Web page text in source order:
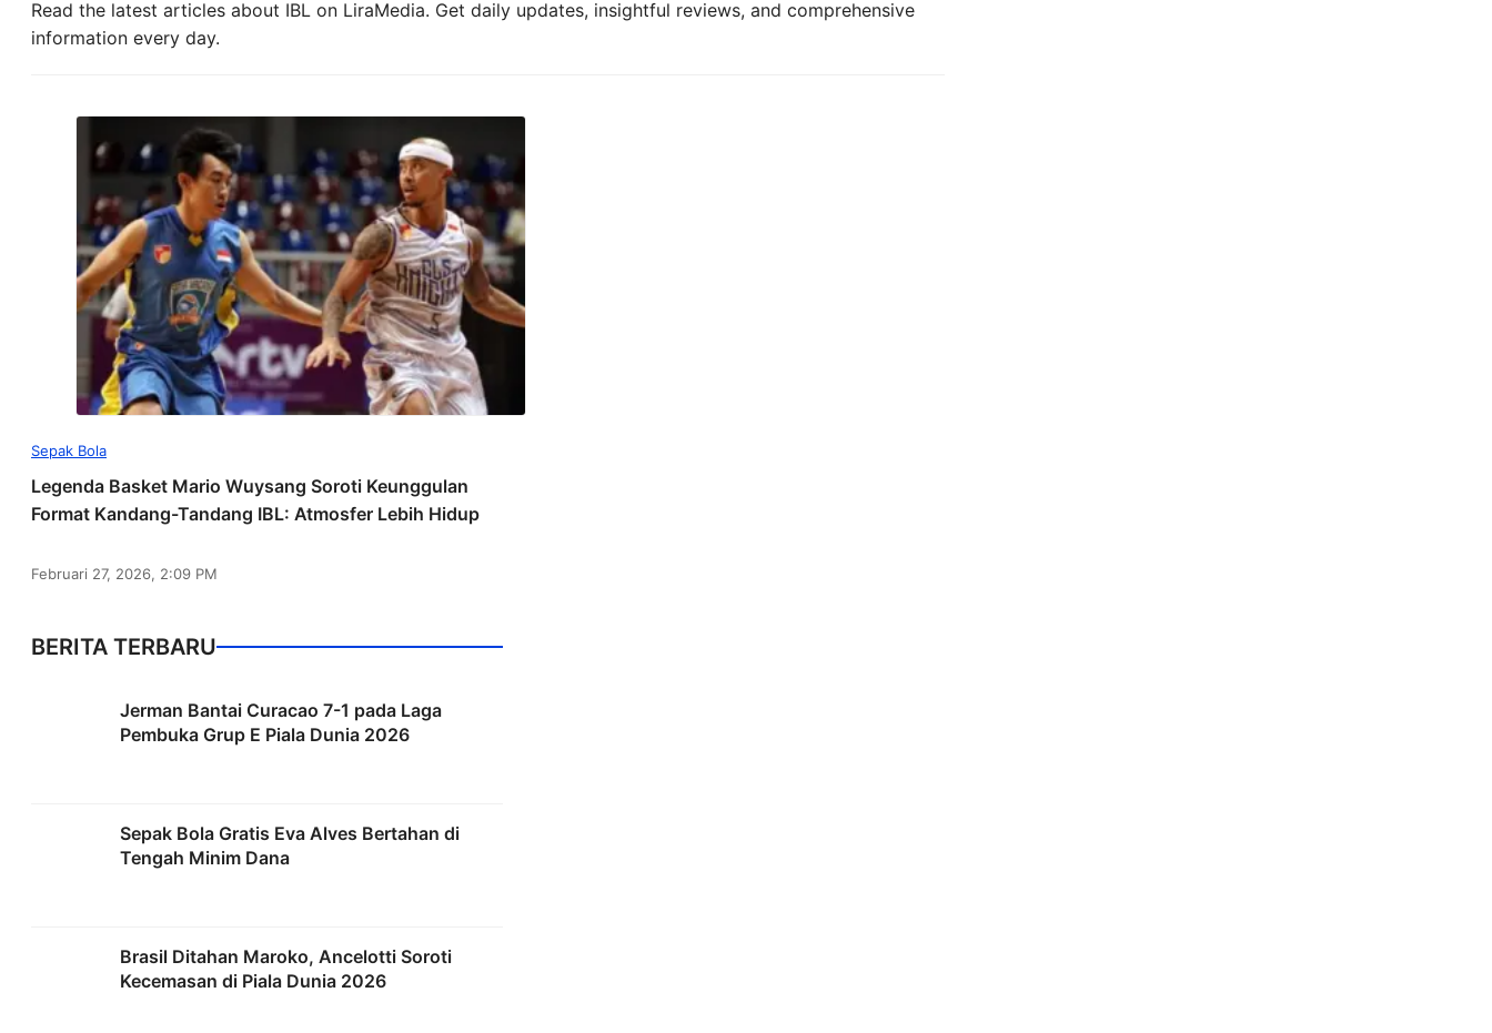
Read the latest articles about IBL on LiraMedia. Get daily updates, insightful reviews, and comprehensive
information every day.
Sepak Bola
Legenda Basket Mario Wuysang Soroti Keunggulan
Format Kandang-Tandang IBL: Atmosfer Lebih Hidup
Februari 27, 2026, 2:09 PM
BERITA TERBARU
Jerman Bantai Curacao 7-1 pada Laga
Pembuka Grup E Piala Dunia 2026
Sepak Bola Gratis Eva Alves Bertahan di
Tengah Minim Dana
Brasil Ditahan Maroko, Ancelotti Soroti
Kecemasan di Piala Dunia 2026